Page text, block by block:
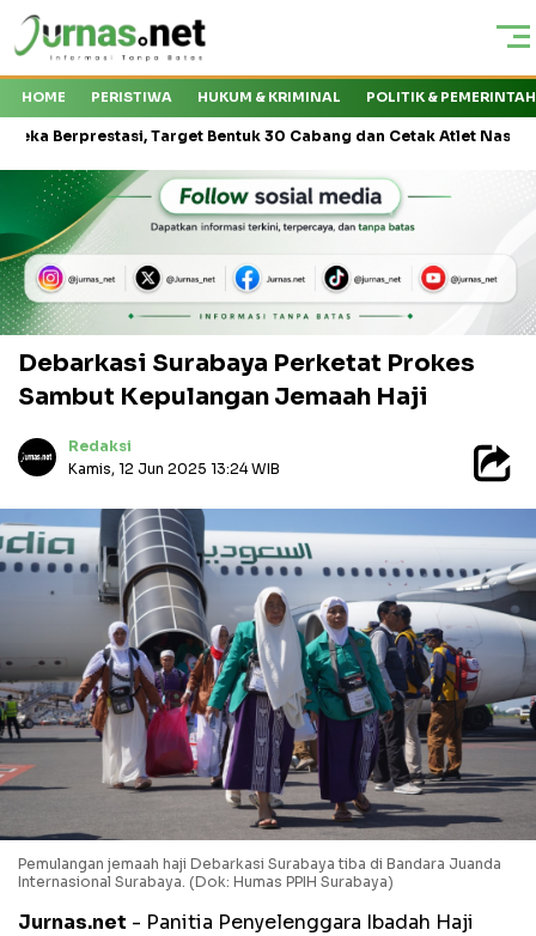
HOME PERISTIWA HUKUM & KRIMINAL POLITIK &
Target Bentuk 30 Cabang dan Cetak Atlet Nasional
Debarkasi Surabaya Perketat Prokes
Sambut Kepulangan Jemaah Haji
Redaksi
Kamis, 12 Jun 2025 13:24 WIB
Pemulangan jemaah haji Debarkasi Surabaya tiba di Bandara Juanda
Internasional Surabaya. (Dok: Humas PPIH Surabaya)
Jurnas.net - Panitia Penyelenggara Ibadah Haji